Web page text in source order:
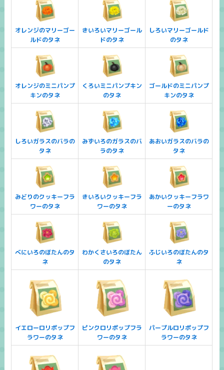
オレンジのマリーゴー
ルドのタネ
きいろいマリーゴール
ドのタネ
しろいマリーゴールド
のタネ
オレンジのミニパンプ
キンのタネ
くろいミニパンプキン
のタネ
ゴールドのミニパンプ
キンのタネ
しろいガラスのバラの
タネ
みずいろのガラスのバ
ラのタネ
あおいガラスのバラの
タネ
みどりのクッキーフラ
ワーのタネ
きいろいクッキーフラ
ワーのタネ
あかいクッキーフラワ
ーのタネ
べにいろのぼたんのタ
ネ
わかくさいろのぼたん
のタネ
ふじいろのぼたんのタ
ネ
イエローロリポップフ
ラワーのタネ
ピンクロリポップフラ
ワーのタネ
パープルロリポップフ
ラワーのタネ